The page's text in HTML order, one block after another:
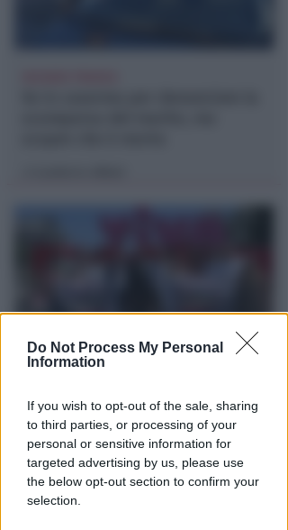
Do Not Process My Personal
Information
If you wish to opt-out of the sale, sharing
to third parties, or processing of your
personal or sensitive information for
targeted advertising by us, please use
the below opt-out section to confirm your
selection.
Sicurezza a Riccione. Il M5S:
serve confronto politico serio e
non scaricabarile
di Redazione